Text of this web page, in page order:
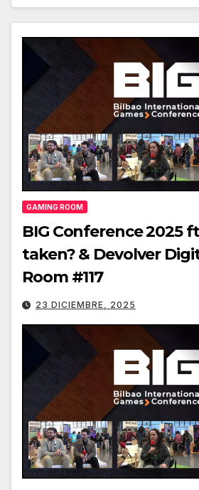
GAMING ROOM
BIG Conference 2025
taken? & Devolver
Room #117
23 DICIEMBRE, 2025